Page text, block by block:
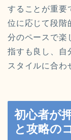
することが重要
位に応じて段階
分のペースで楽
指すも良し、自
スタイルに合わ
初心者が
と攻略の